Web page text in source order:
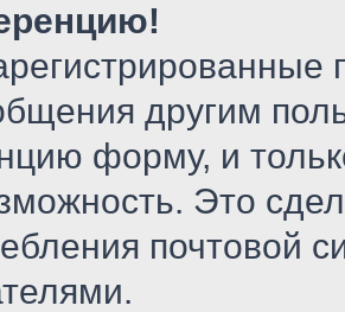
другим
форму, и
Это
почтовой